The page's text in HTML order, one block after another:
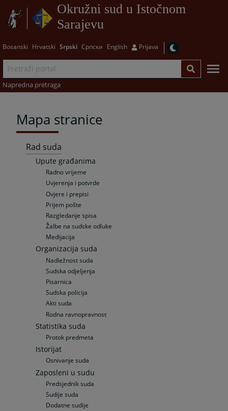
Okružni sud u Istočnom
Sarajevu
Bosanski Hrvatski Srpski Српски English Prijava
Napredna pretraga
Mapa stranice
Rad suda
Upute građanima
Radno vrijeme
Uvjerenja i potvrde
Ovjere i prepisi
Prijem pošte
Razgledanje spisa
Žalbe na sudske odluke
Medijacija
Organizacija suda
Nadležnost suda
Sudska odjeljenja
Pisarnica
Sudska policija
Akti suda
Rodna ravnopravnost
Statistika suda
Protok predmeta
Istorijat
Osnivanje suda
Zaposleni u sudu
Predsjednik suda
Sudije suda
Dodatne sudije